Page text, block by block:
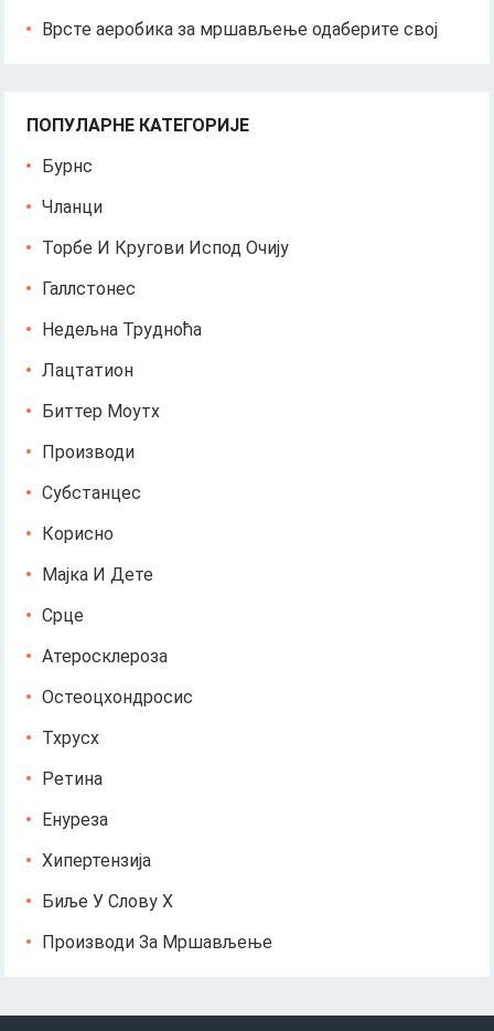
Врсте аеробика за мршављење одаберите свој
ПОПУЛАРНЕ КАТЕГОРИЈЕ
Бурнс
Чланци
Торбе И Кругови Испод Очију
Галлстонес
Недељна Трудноћа
Лацтатион
Биттер Моутх
Производи
Субстанцес
Корисно
Мајка И Дете
Срце
Атеросклероза
Остеоцхондросис
Тхрусх
Ретина
Енуреза
Хипертензија
Биље У Слову Х
Производи За Мршављење